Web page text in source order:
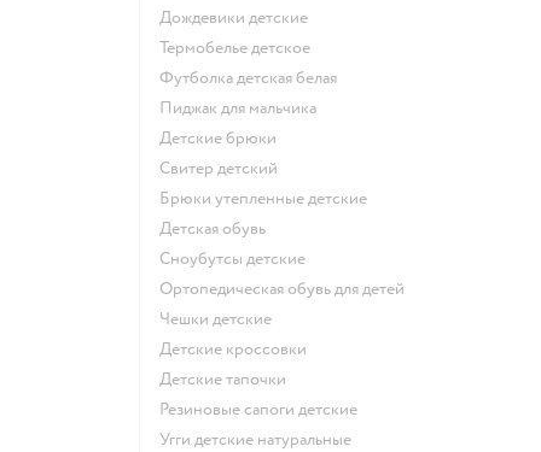
Дождевики детские
Термобелье детское
Футболка детская белая
Пиджак для мальчика
Детские брюки
Свитер детский
Брюки утепленные детские
Детская обувь
Сноубутсы детские
Ортопедическая обувь для детей
Чешки детские
Детские кроссовки
Детские тапочки
Резиновые сапоги детские
Угги детские натуральные